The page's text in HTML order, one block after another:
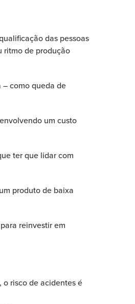
das pessoas
ritmo de produção
como queda de
um custo
ter que lidar com
produto de baixa
reinvestir em
risco de acidentes é